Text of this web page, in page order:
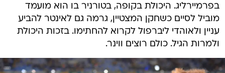
בפרמיירליג. היכולת בקופה, בטורניר בו הוא מועמד
מוביל לסיים כשחקן המצטיין, גרמה גם לאינטר להביע
עניין ולאוהדי ליברפול לקרוא להחתימו. בזכות היכולת
ולמרות הגיל. כולם רוצים ווינר.